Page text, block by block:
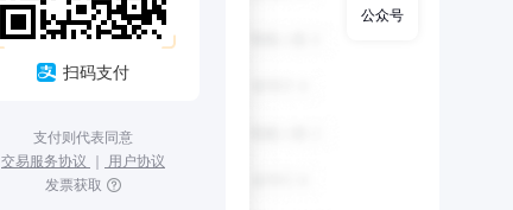
扫码支付
支付则代表同意
交易服务协议 ｜ 用户协议
发票获取
公众号